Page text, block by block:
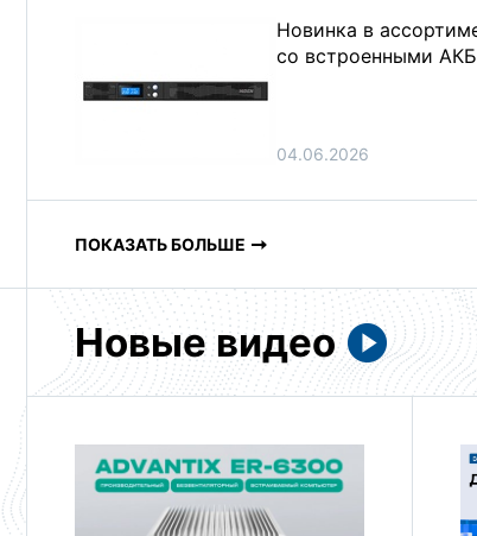
Новинка в
со встроенными АКБ
04.06.2026
ПОКАЗАТЬ БОЛЬШЕ
Новые видео